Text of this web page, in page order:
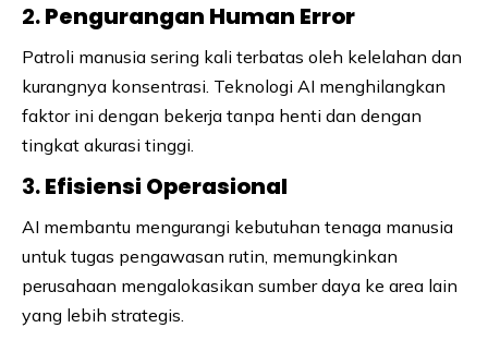
2.Pengurangan Human Error
Patroli manusia sering kali terbatas oleh kelelahan dan
kurangnya konsentrasi. Teknologi AI menghilangkan
faktor ini dengan bekerja tanpa henti dan dengan
tingkat akurasi tinggi.
3.Efisiensi Operasional
AI membantu mengurangi kebutuhan tenaga manusia
untuk tugas pengawasan rutin, memungkinkan
perusahaan mengalokasikan sumber daya ke area lain
yang lebih strategis.